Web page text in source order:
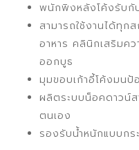
พนักพิงหลังโค้งรับกั
สามารถใช้งานได้ทุก
อาหาร คลินิกเสริมค
ออกบูธ
มุมขอบเก้าอี้โค้งมนป้
ผลิตระบบน็อคดาวน์
ตนเอง
รองรับน้ำหนักแบบก